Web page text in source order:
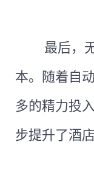
最后，
本。随着自
多的精力投
步提升了酒